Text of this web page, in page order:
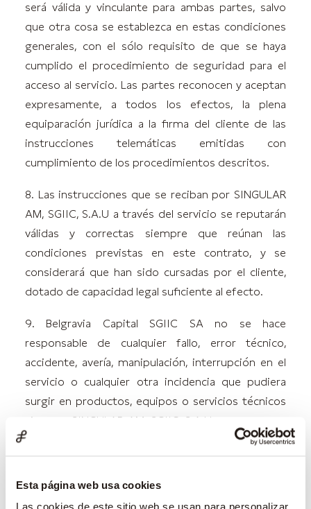
Esta página web usa cookies
será válida y vinculante para ambas partes, salvo
que otra cosa se establezca en estas condiciones
generales, con el sólo requisito de que se haya
cumplido el procedimiento de seguridad para el
acceso al servicio. Las partes reconocen y aceptan
expresamente, a todos los efectos, la plena
equiparación jurídica a la firma del cliente de las
instrucciones telemáticas emitidas con
cumplimiento de los procedimientos descritos.
8. Las instrucciones que se reciban por SINGULAR
AM, SGIIC, S.A.U a través del servicio se reputarán
válidas y correctas siempre que reúnan las
condiciones previstas en este contrato, y se
considerará que han sido cursadas por el cliente,
dotado de capacidad legal suficiente al efecto.
9. Belgravia Capital SGIIC SA no se hace
responsable de cualquier fallo, error técnico,
accidente, avería, manipulación, interrupción en el
servicio o cualquier otra incidencia que pudiera
surgir en productos, equipos o servicios técnicos
ajenos a SINGULAR AM, SGIIC, S.A.U, cuyo uso sea
necesario para la prestación del servicio. SINGULAR
AM, SGIIC, S.A.U no será responsable en los
supuestos de indisponibilidad del servicio por